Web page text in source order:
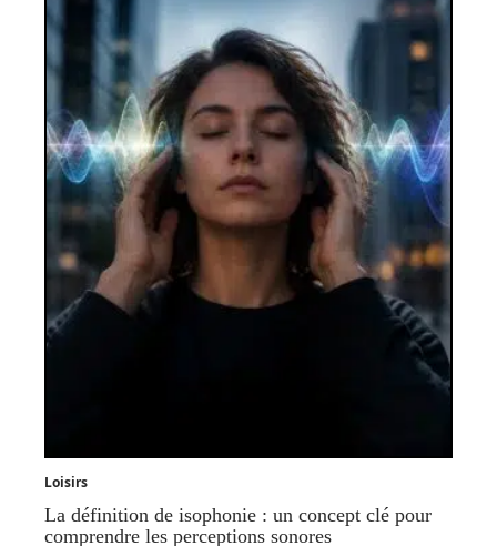
Loisirs
La définition de isophonie : un concept clé pour
comprendre les perceptions sonores